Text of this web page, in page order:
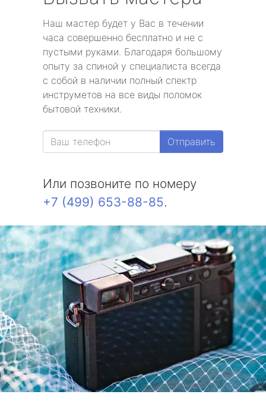
Наш мастер будет у Вас в течении
часа совершенно бесплатно и не с
пустыми руками. Благодаря большому
опыту за спиной у специалиста всегда
с собой в наличии полный спектр
инструметов на все виды поломок
бытовой техники.
Отправить
Или позвоните по номеру
+7 (499) 653-88-85.